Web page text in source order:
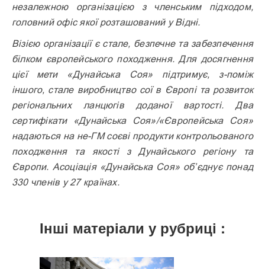
незалежною організацією з членським підходом,
головний офіс якої розташований у Відні.
Візією організації є стале, безпечне та забезпечення
білком європейського походження. Для досягнення
цієї мети «Дунайська Соя» підтримує, з-поміж
іншого, стале виробництво сої в Європі та розвиток
регіональних ланцюгів доданої вартості. Два
сертифікати «Дунайська Соя»/«Європейська Соя»
надаються на не-ГМ соєві продукти контрольованого
походження та якості з Дунайського регіону та
Європи. Асоціація «Дунайська Соя» об’єднує понад
330 членів у 27 країнах.
Інші матеріали у рубриці :